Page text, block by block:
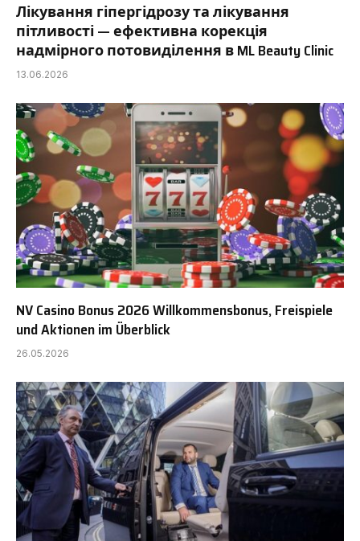
Лікування гіпергідрозу та лікування
пітливості — ефективна корекція
надмірного потовиділення в ML Beauty Clinic
13.06.2026
NV Casino Bonus 2026 Willkommensbonus, Freispiele
und Aktionen im Überblick
26.05.2026